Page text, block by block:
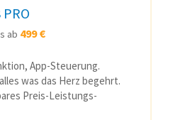
PRO
ab 499 €
App-Steuerung.
was das Herz begehrt.
Preis-Leistungs-